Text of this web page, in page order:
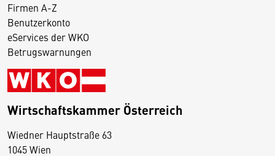
Firmen A-Z
Benutzerkonto
eServices der WKO
Betrugswarnungen
Wirtschaftskammer Österreich
Wiedner Hauptstraße 63
1045 Wien
D